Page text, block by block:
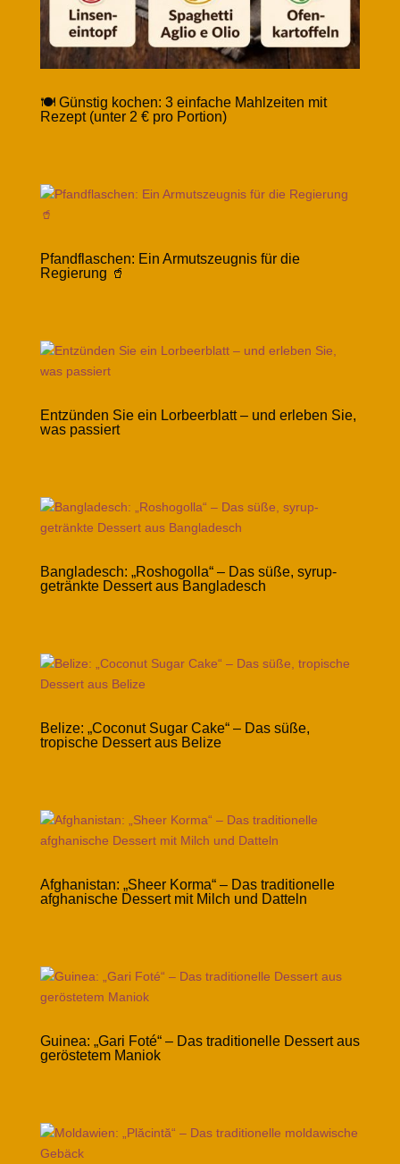
🍽️ Günstig kochen: 3 einfache Mahlzeiten mit
Rezept (unter 2 € pro Portion)
Pfandflaschen: Ein Armutszeugnis für die
Regierung 🥤
Entzünden Sie ein Lorbeerblatt – und erleben Sie,
was passiert
Bangladesch: „Roshogolla“ – Das süße, syrup-
getränkte Dessert aus Bangladesch
Belize: „Coconut Sugar Cake“ – Das süße,
tropische Dessert aus Belize
Afghanistan: „Sheer Korma“ – Das traditionelle
afghanische Dessert mit Milch und Datteln
Guinea: „Gari Foté“ – Das traditionelle Dessert aus
geröstetem Maniok